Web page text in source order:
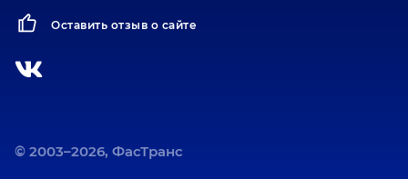
Калининград
Карабаш
Карасук
Киров
Оставить отзыв о сайте
© 2003–2026, ФасТранс